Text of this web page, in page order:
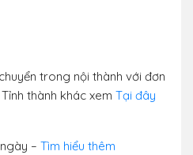
trong nội thành với đơn
thành khác xem Tại đây
– Tìm hiểu thêm